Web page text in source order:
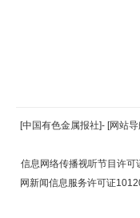
[中国有色金属报社]- [网站
信息网络传播视听节目许可
网新闻信息服务许可证